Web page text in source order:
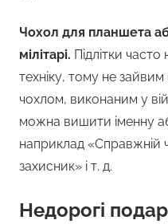
Чохол для планшета
мілітарі. Підлітки
техніку, тому не
чохлом, виконаним у
можна вишити іменну
наприклад «Справжній
захисник» і т. д.
Недорогі